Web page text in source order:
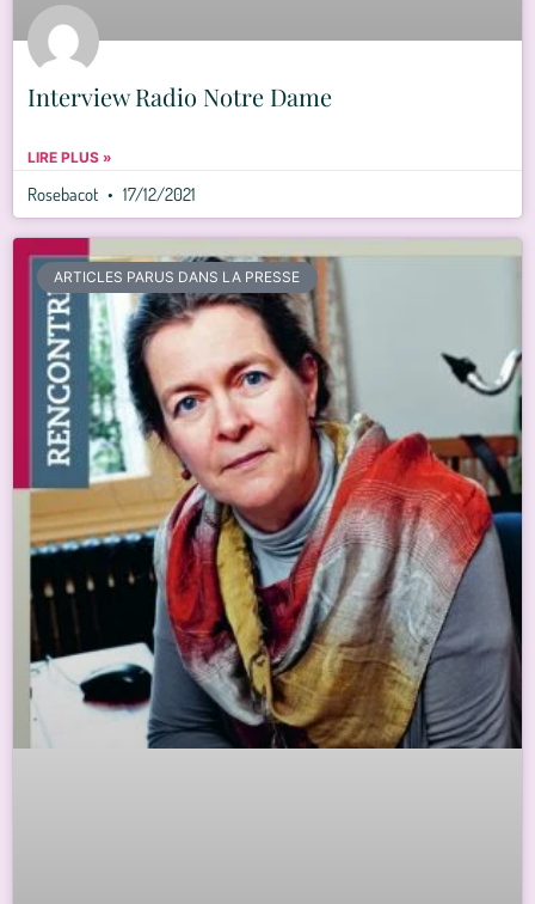
Interview Radio Notre Dame
LIRE PLUS »
Rosebacot 17/12/2021
ARTICLES PARUS DANS LA PRESSE